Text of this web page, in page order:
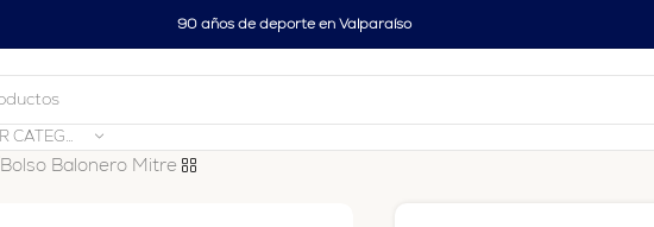
90 años de deporte en Valparaíso
SELECCIONAR CATEGORÍA
Bolso Balonero Mitre